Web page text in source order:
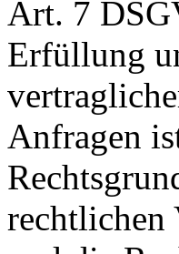
Art. 7
Erfüllung
Anfragen